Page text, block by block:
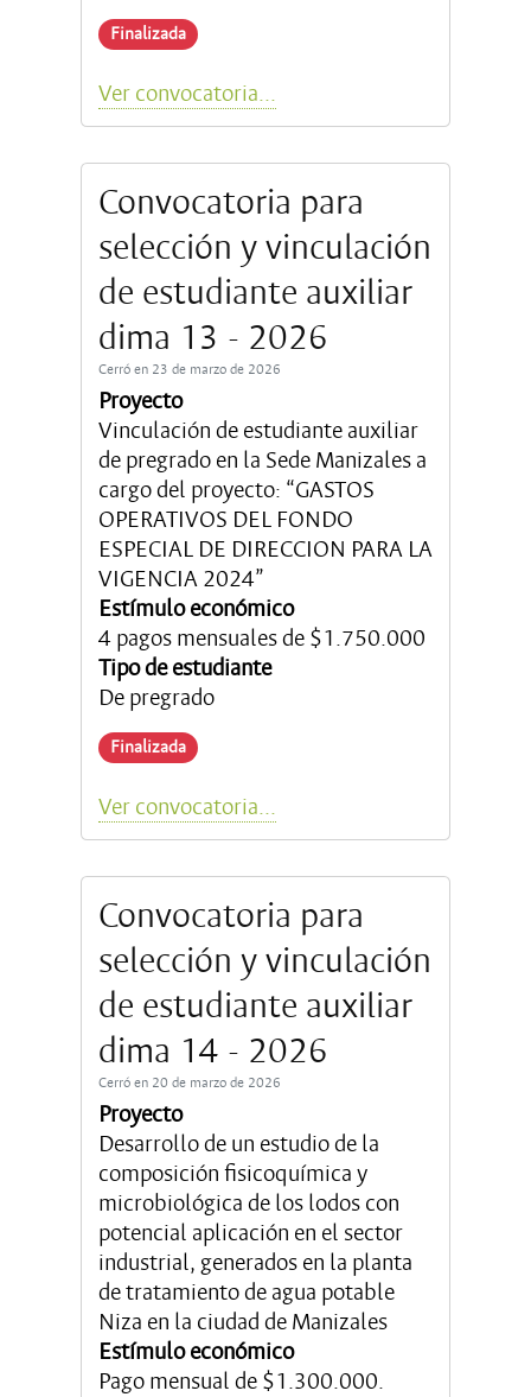
Finalizada
Ver convocatoria...
Convocatoria para
selección y vinculación
de estudiante auxiliar
dima 13 - 2026
Cerró en 23 de marzo de 2026
Proyecto
Vinculación de estudiante auxiliar
de pregrado en la Sede Manizales a
cargo del proyecto: “GASTOS
OPERATIVOS DEL FONDO
ESPECIAL DE DIRECCION PARA LA
VIGENCIA 2024”
Estímulo económico
4 pagos mensuales de $1.750.000
Tipo de estudiante
De pregrado
Finalizada
Ver convocatoria...
Convocatoria para
selección y vinculación
de estudiante auxiliar
dima 14 - 2026
Cerró en 20 de marzo de 2026
Proyecto
Desarrollo de un estudio de la
composición fisicoquímica y
microbiológica de los lodos con
potencial aplicación en el sector
industrial, generados en la planta
de tratamiento de agua potable
Niza en la ciudad de Manizales
Estímulo económico
Pago mensual de $1.300.000.